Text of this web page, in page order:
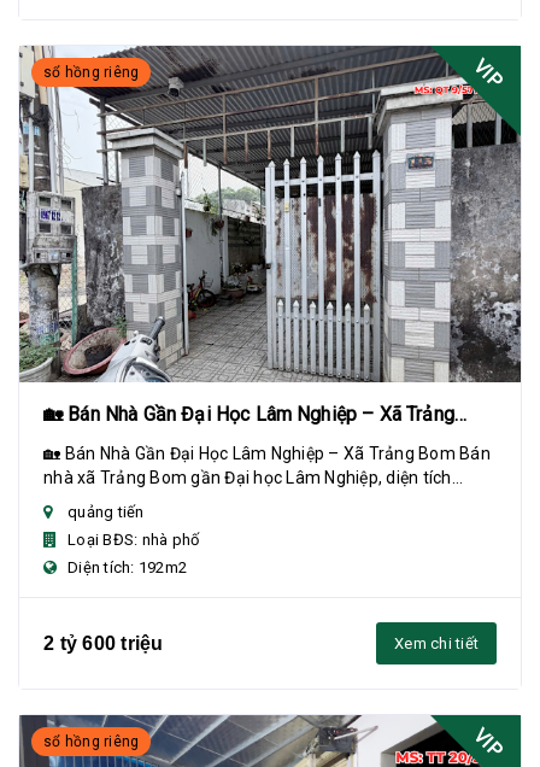
sổ hồng riêng VIP
🏡 Bán Nhà Gần Đại Học Lâm Nghiệp – Xã Trảng
Bom
🏡 Bán Nhà Gần Đại Học Lâm Nghiệp – Xã Trảng Bom Bán
nhà xã Trảng Bom gần Đại học Lâm Nghiệp, diện tích
4,6x42m (192m²), sổ riêng thổ cư, đường nh...
quảng tiến
Loại BĐS: nhà phố
Diện tích: 192m2
2 tỷ 600 triệu Xem chi tiết
sổ hồng riêng VIP